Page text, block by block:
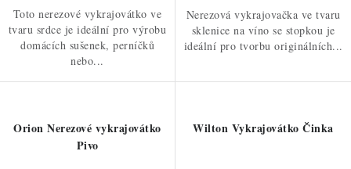
Toto nerezové vykrajovátko ve
tvaru srdce je ideální pro výrobu
domácích sušenek, perníčků
nebo...
Nerezová vykrajovačka ve tvaru
sklenice na víno se stopkou je
ideální pro tvorbu originálních...
Orion Nerezové vykrajovátko
Pivo
Wilton Vykrajovátko Činka